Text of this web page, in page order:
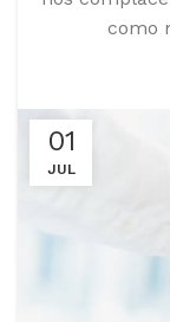
como
01
JUL